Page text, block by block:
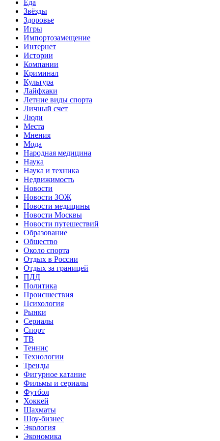
Еда
Звёзды
Здоровье
Игры
Импортозамещение
Интернет
Истории
Компании
Криминал
Культура
Лайфхаки
Летние виды спорта
Личный счет
Люди
Места
Мнения
Мода
Народная медицина
Наука
Наука и техника
Недвижимость
Новости
Новости ЗОЖ
Новости медицины
Новости Москвы
Новости путешествий
Образование
Общество
Около спорта
Отдых в России
Отдых за границей
ПДД
Политика
Происшествия
Психология
Рынки
Сериалы
Спорт
ТВ
Теннис
Технологии
Тренды
Фигурное катание
Фильмы и сериалы
Футбол
Хоккей
Шахматы
Шоу-бизнес
Экология
Экономика